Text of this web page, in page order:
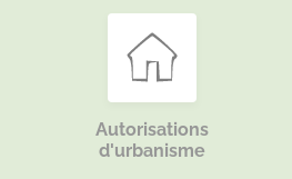
Autorisations
d'urbanisme